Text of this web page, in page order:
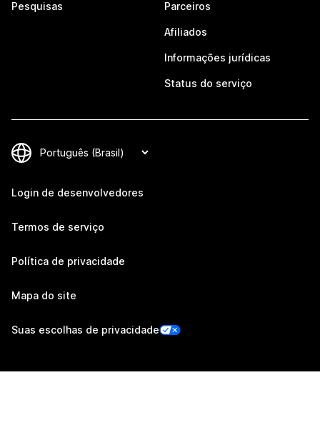
Pesquisas Parceiros
Afiliados
Informações jurídicas
Status do serviço
Login de desenvolvedores
Termos de serviço
Política de privacidade
Mapa do site
Suas escolhas de privacidade